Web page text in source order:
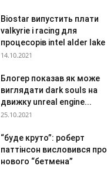
Biostar випустить плати
valkyrie і racing для
процесорів intel alder lake
14.10.2021
Блогер показав як може
виглядати dark souls на
движку unreal engine...
25.10.2021
“буде круто”: роберт
паттінсон висловився про
нового “бетмена”